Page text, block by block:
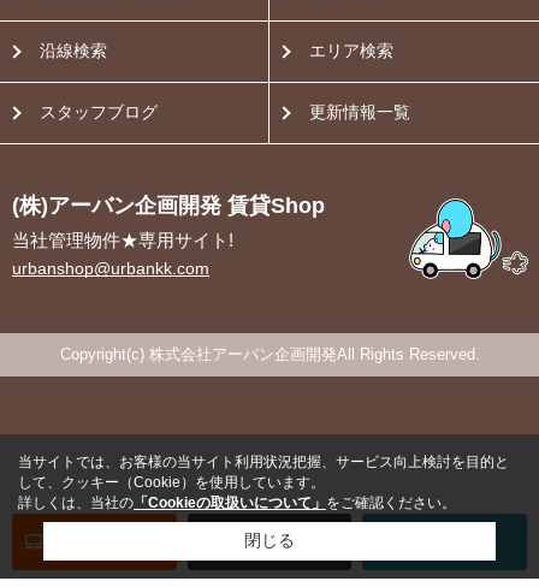
お問い合わせ
沿線検索 エリア検索
スタッフブログ 更新情報一覧
(株)アーバン企画開発 賃貸Shop
当社管理物件★専用サイト!
urbanshop@urbankk.com
Copyright(c) 株式会社アーバン企画開発All Rights Reserved.
当サイトでは、お客様の当サイト利用状況把握、サービス向上検討を目的と
して、クッキー（Cookie）を使用しています。
詳しくは、当社の 「Cookieの取扱いについて」 をご確認ください。
閉じる